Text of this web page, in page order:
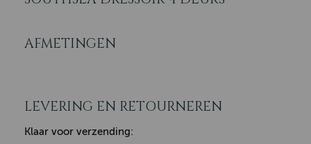
AFMETINGEN
LEVERING EN RETOURNEREN
Klaar voor verzending: